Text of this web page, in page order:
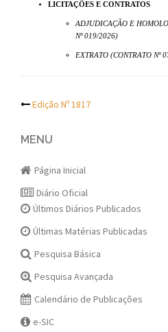
LICITAÇÕES E CONTRATOS
ADJUDICAÇÃO E
Nº 019/2026)
EXTRATO (CONTRATO Nº
Post
navigation
Edição Nº 1817
MENU
Página Inicial
Diário Oficial
Últimos Diários Publicados
Últimas Matérias Publicadas
Pesquisa Básica
Pesquisa Avançada
Calendário de Publicações
e-SIC